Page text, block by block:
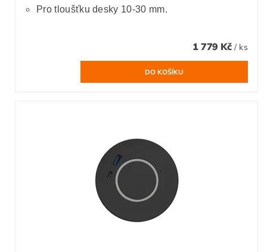
Pro tloušťku desky 10-30 mm.
1 779 Kč / ks